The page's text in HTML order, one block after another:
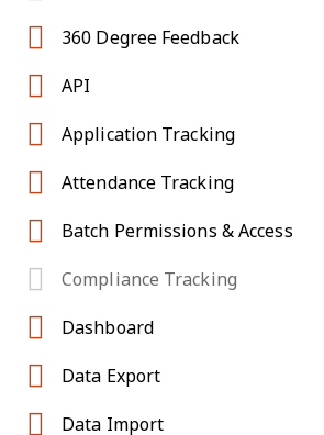
360 Degree Feedback
API
Application Tracking
Attendance Tracking
Batch Permissions & Access
Compliance Tracking
Dashboard
Data Export
Data Import